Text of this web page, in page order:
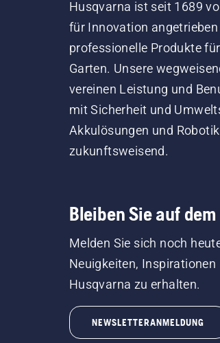
Husqvarna ist seit 1689
für Innovation
professionelle Produkte
Garten. Unsere
vereinen Leistung und
mit Sicherheit und
Akkulösungen und
zukunftsweisend.
Bleiben Sie auf
Melden Sie sich noch
Neuigkeiten,
Husqvarna zu erhalten.
NEWSLETTERANMELDUNG